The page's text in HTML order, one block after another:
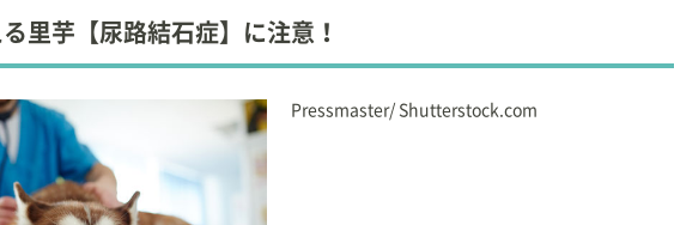
里芋【尿路結石症】に注意！
Pressmaster/ Shutterstock.com